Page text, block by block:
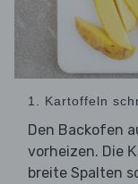
1. Kartoffeln
Den Backofen
vorheizen. Die
breite Spalten